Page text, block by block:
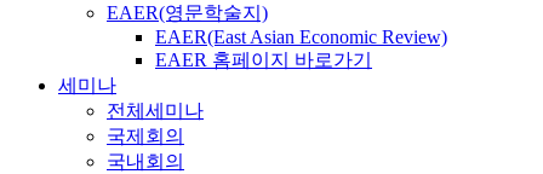
EAER(영문학술지)
EAER(East Asian Economic Review)
EAER 홈페이지 바로가기
세미나
전체세미나
국제회의
국내회의